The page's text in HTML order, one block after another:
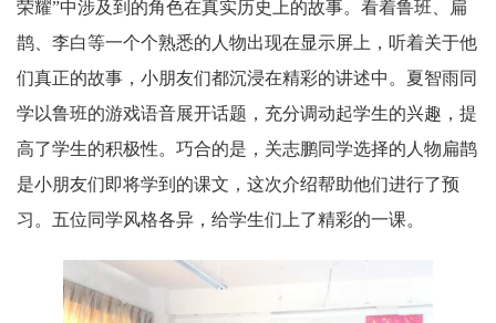
荣耀”中涉及到的角色在真实历史上的故事。看着鲁班、扁
鹊、李白等一个个熟悉的人物出现在显示屏上，听着关于他
们真正的故事，小朋友们都沉浸在精彩的讲述中。夏智雨同
学以鲁班的游戏语音展开话题，充分调动起学生的兴趣，提
高了学生的积极性。巧合的是，关志鹏同学选择的人物扁鹊
是小朋友们即将学到的课文，这次介绍帮助他们进行了预
习。五位同学风格各异，给学生们上了精彩的一课。